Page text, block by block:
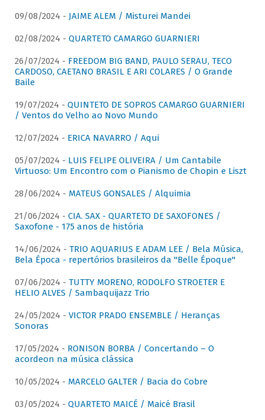
09/08/2024 - JAIME ALEM / Misturei Mandei
02/08/2024 - QUARTETO CAMARGO GUARNIERI
26/07/2024 - FREEDOM BIG BAND, PAULO SERAU, TECO
CARDOSO, CAETANO BRASIL E ARI COLARES / O Grande
Baile
19/07/2024 - QUINTETO DE SOPROS CAMARGO GUARNIERI
/ Ventos do Velho ao Novo Mundo
12/07/2024 - ERICA NAVARRO / Aqui
05/07/2024 - LUIS FELIPE OLIVEIRA / Um Cantabile
Virtuoso: Um Encontro com o Pianismo de Chopin e Liszt
28/06/2024 - MATEUS GONSALES / Alquimia
21/06/2024 - CIA. SAX - QUARTETO DE SAXOFONES /
Saxofone - 175 anos de história
14/06/2024 - TRIO AQUARIUS E ADAM LEE / Bela Música,
Bela Época - repertórios brasileiros da "Belle Époque"
07/06/2024 - TUTTY MORENO, RODOLFO STROETER E
HELIO ALVES / Sambaquijazz Trio
24/05/2024 - VICTOR PRADO ENSEMBLE / Heranças
Sonoras
17/05/2024 - RONISON BORBA / Concertando – O
acordeon na música clássica
10/05/2024 - MARCELO GALTER / Bacia do Cobre
03/05/2024 - QUARTETO MAICÉ / Maicé Brasil